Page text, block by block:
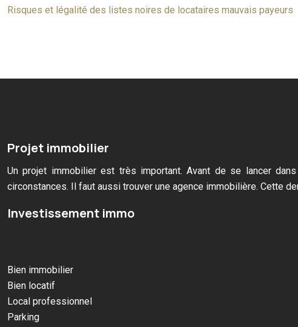
Risques et légalité des listes noires de locataires mauvais payeurs
Projet immobilier
Un projet immobilier est très important. Avant de se lancer
circonstances. Il faut aussi trouver une agence immobilière. Cette
Investissement immo
Bien immobilier
Bien locatif
Local professionnel
Parking